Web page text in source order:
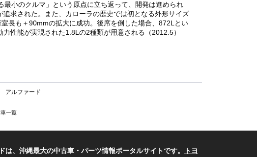
小のクルマ」という原点に立ち返って、開発は進められ
求された。また、カローラの歴史では初となる外形サイズ
長も＋90mmの拡大に成功。後席を倒した場合、872Lとい
性能が実現された1.8Lの2種類が用意される（2012.5）
アルファード
一覧
、沖縄最大の中古車・パーツ情報ポータルサイトです。
トヨ